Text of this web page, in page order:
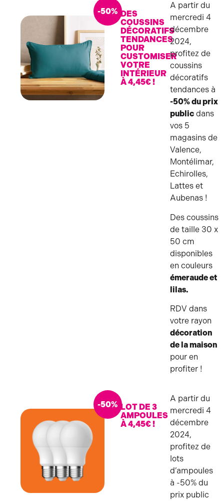
-50% DES
COUSSINS
DÉCORATIFS
TENDANCES
POUR
CUSTOMISER
VOTRE
INTÉRIEUR
À 4,45€ !
A partir du
mercredi 4
décembre
2024,
profitez de
coussins
décoratifs
tendances à
-50% du prix
public dans
vos 5
magasins de
Valence,
Montélimar,
Echirolles,
Lattes et
Aubenas !
Des coussins
de taille 30 x
50 cm
disponibles
en couleurs
émeraude et
lilas.
RDV dans
votre rayon
décoration
de la maison
pour en
profiter !
-50% LOT DE 3
AMPOULES
À 4,45€ !
A partir du
mercredi 4
décembre
2024,
profitez de
lots
d’ampoules
à -50% du
prix public